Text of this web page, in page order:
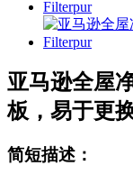
亚马逊全屋
板，易于更
简短描述：